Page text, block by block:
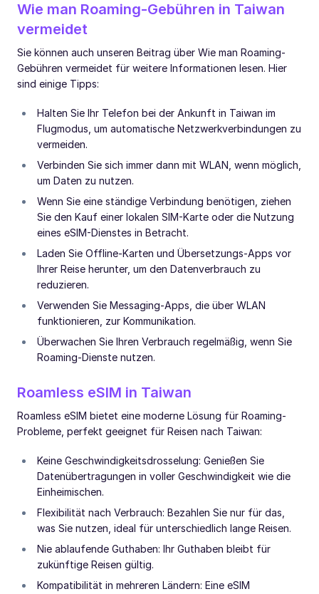
Wie man Roaming-Gebühren in Taiwan
vermeidet
Sie können auch unseren Beitrag über Wie man Roaming-
Gebühren vermeidet für weitere Informationen lesen. Hier
sind einige Tipps:
Halten Sie Ihr Telefon bei der Ankunft in Taiwan im
Flugmodus, um automatische Netzwerkverbindungen zu
vermeiden.
Verbinden Sie sich immer dann mit WLAN, wenn möglich,
um Daten zu nutzen.
Wenn Sie eine ständige Verbindung benötigen, ziehen
Sie den Kauf einer lokalen SIM-Karte oder die Nutzung
eines eSIM-Dienstes in Betracht.
Laden Sie Offline-Karten und Übersetzungs-Apps vor
Ihrer Reise herunter, um den Datenverbrauch zu
reduzieren.
Verwenden Sie Messaging-Apps, die über WLAN
funktionieren, zur Kommunikation.
Überwachen Sie Ihren Verbrauch regelmäßig, wenn Sie
Roaming-Dienste nutzen.
Roamless eSIM in Taiwan
Roamless eSIM bietet eine moderne Lösung für Roaming-
Probleme, perfekt geeignet für Reisen nach Taiwan:
Keine Geschwindigkeitsdrosselung: Genießen Sie
Datenübertragungen in voller Geschwindigkeit wie die
Einheimischen.
Flexibilität nach Verbrauch: Bezahlen Sie nur für das,
was Sie nutzen, ideal für unterschiedlich lange Reisen.
Nie ablaufende Guthaben: Ihr Guthaben bleibt für
zukünftige Reisen gültig.
Kompatibilität in mehreren Ländern: Eine eSIM